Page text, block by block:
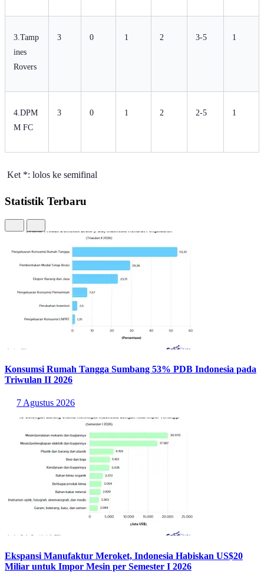
3.Tamp
ines
Rovers
3 0 1 2 3-5 1
4.DPM
M FC
3 0 1 2 2-5 1
Ket *: lolos ke semifinal
Statistik Terbaru
Konsumsi Rumah Tangga Sumbang 53% PDB Indonesia pada
Triwulan II 2026
7 Agustus 2026
Ekspansi Manufaktur Meroket, Indonesia Habiskan US$20
Miliar untuk Impor Mesin per Semester I 2026